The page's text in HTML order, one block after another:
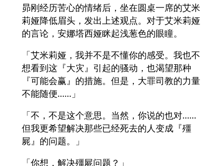
昴刚经历苦心的情绪后，坐在圆桌一席的艾米
莉娅降低眉头，发出上述观点。对于艾米莉娅
的言论，安娜塔西娅眯起浅葱色的眼瞳。
「艾米莉娅，我并不是不懂你的感受。我也不
想看到这『大灾』引起的骚动，也渴望那种
『可能会赢』的措施。但是，大罪司教的力量
不能随便……」
「不，不是这个意思。当然，你说的也对……
但我更希望解决那些已经死去的人变成『殭
屍』的问题。」
「你想，解决殭屍问题？」